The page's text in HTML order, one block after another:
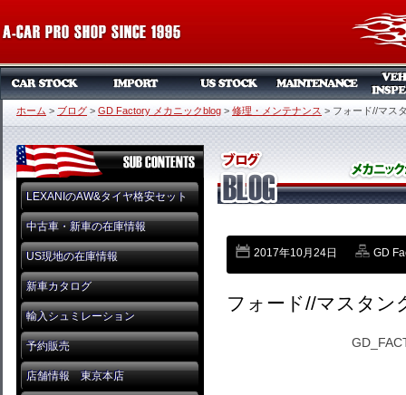
ホーム > ブログ > GD Factory メカニックblog > 修理・メンテナンス > フォード//マス
LEXANIのAW&タイヤ格安セット
中古車・新車の在庫情報
US現地の在庫情報
新車カタログ
輸入シュミレーション
予約販売
店舗情報 東京本店
2017年10月24日 GD
フォード//マスタン